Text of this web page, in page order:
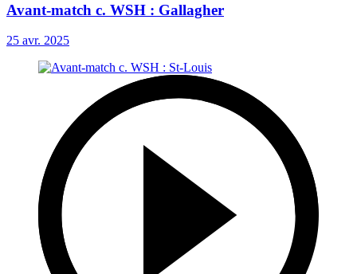
Avant-match c. WSH : Gallagher
25 avr. 2025